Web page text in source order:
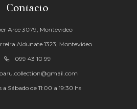
Contacto
Arce 3079, Montevideo
Aldunate 1323, Montevideo
099 43 10 99
a Sábado de 11:00 a 19:30 hs